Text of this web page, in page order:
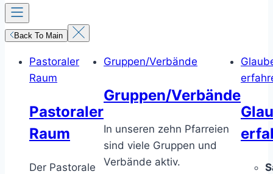
Back To Main
Pastoraler
Raum
Pastoraler
Raum
Der Pastorale
Gruppen/Verbände
Gruppen/Verbände
In unseren zehn Pfarreien
sind viele Gruppen und
Verbände aktiv.